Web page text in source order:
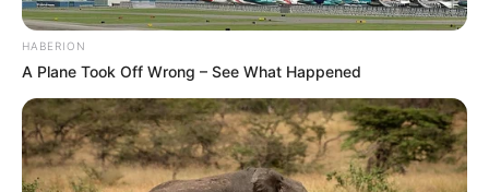
HABERION
A Plane Took Off Wrong – See What Happened